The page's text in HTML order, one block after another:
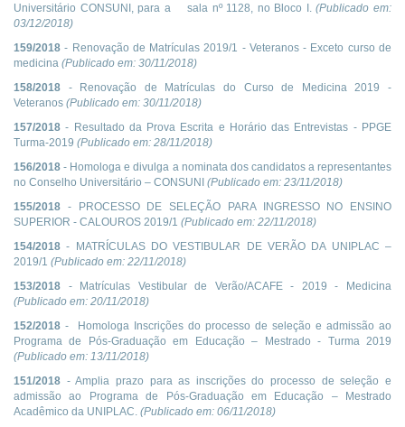
Universitário CONSUNI, para a sala nº 1128, no Bloco I.(Publicado em:
03/12/2018)
159/2018- Renovação de Matrículas 2019/1 - Veteranos - Exceto curso de
medicina (Publicado em: 30/11/2018)
158/2018 - Renovação de Matrículas do Curso de Medicina 2019 -
Veteranos (Publicado em: 30/11/2018)
157/2018 - Resultado da Prova Escrita e Horário das Entrevistas - PPGE
Turma-2019 (Publicado em: 28/11/2018)
156/2018 - Homologa e divulga a nominata dos candidatos a representantes
no Conselho Universitário – CONSUNI (Publicado em: 23/11/2018)
155/2018 - PROCESSO DE SELEÇÃO PARA INGRESSO NO ENSINO
SUPERIOR - CALOUROS 2019/1 (Publicado em: 22/11/2018)
154/2018 - MATRÍCULAS DO VESTIBULAR DE VERÃO DA UNIPLAC –
2019/1 (Publicado em: 22/11/2018)
153/2018 - Matrículas Vestibular de Verão/ACAFE - 2019 - Medicina
(Publicado em: 20/11/2018)
152/2018 - Homologa Inscrições do processo de seleção e admissão ao
Programa de Pós-Graduação em Educação – Mestrado - Turma 2019
(Publicado em: 13/11/2018)
151/2018 - Amplia prazo para as inscrições do processo de seleção e
admissão ao Programa de Pós-Graduação em Educação – Mestrado
Acadêmico da UNIPLAC. (Publicado em: 06/11/2018)